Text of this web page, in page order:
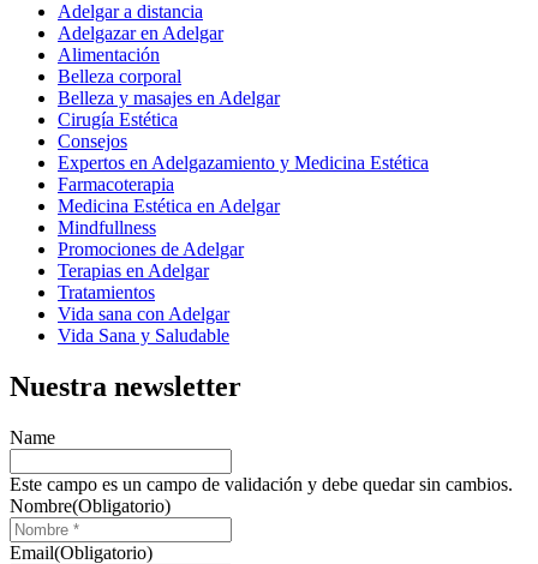
Adelgar a distancia
Adelgazar en Adelgar
Alimentación
Belleza corporal
Belleza y masajes en Adelgar
Cirugía Estética
Consejos
Expertos en Adelgazamiento y Medicina Estética
Farmacoterapia
Medicina Estética en Adelgar
Mindfullness
Promociones de Adelgar
Terapias en Adelgar
Tratamientos
Vida sana con Adelgar
Vida Sana y Saludable
Nuestra newsletter
Name
Este campo es un campo de validación y debe quedar sin cambios.
Nombre(Obligatorio)
Email(Obligatorio)